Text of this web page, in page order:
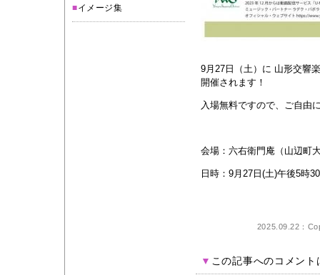
■イメージ集
9月27日（土）に 山形交響
開催されます！
入場無料ですので、ご自由
会場：六右衛門庵（山辺町
日時：9月27日(土)午後5時
2025.09.22：
▼ この記事へのコメント